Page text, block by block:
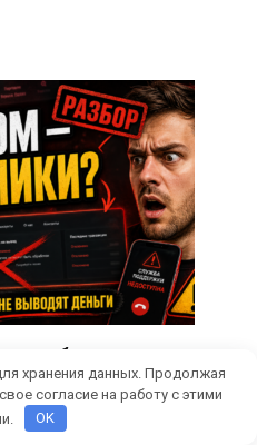
разоблачение
или надежная
хранения данных. Продолжая
согласие на работу с этими
OK